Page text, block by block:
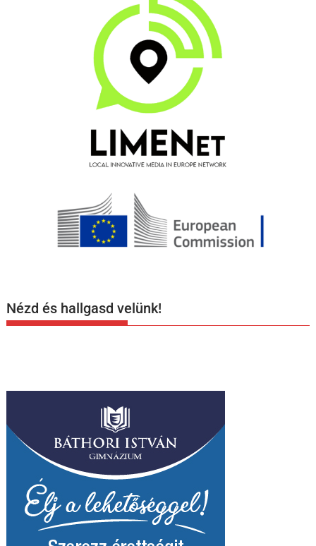
Nézd és hallgasd velünk!